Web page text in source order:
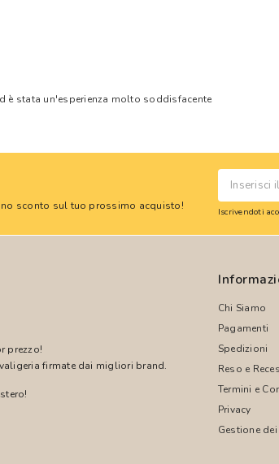
è stata un'esperienza molto soddisfacente
sconto sul tuo prossimo acquisto! Iscrivendoti
prezzo!
firmate dai migliori brand.
Chi Siamo
Pagamenti
Spedizioni
Reso e
Termini e
Privacy
Gestione